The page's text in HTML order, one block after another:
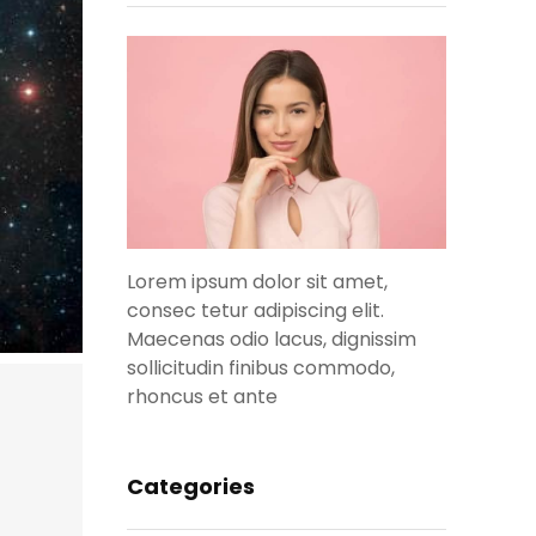
Lorem ipsum dolor sit amet,
consec tetur adipiscing elit.
Maecenas odio lacus, dignissim
sollicitudin finibus commodo,
rhoncus et ante
Categories